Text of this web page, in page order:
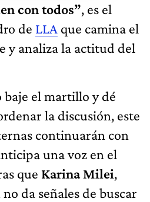
con todos”, es el
de LLA que camina el
y analiza la actitud del
baje el martillo y dé
la discusión, este
continuarán con
una voz en el
que Karina Milei,
da señales de buscar